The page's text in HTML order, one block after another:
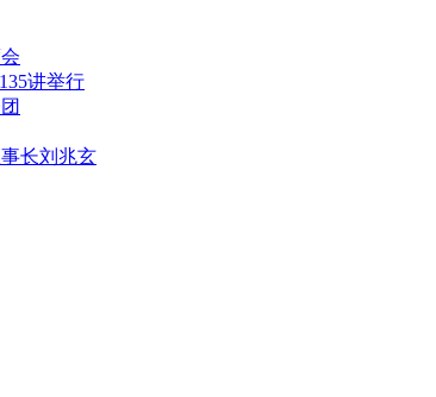
讲举行
长刘兆玄